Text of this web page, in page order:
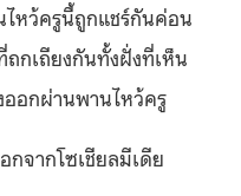
หว้ครูนี้ถูกแชร์กันค่อน
กเถียงกันทั้งฝั่งที่เห็น
อกผ่านพานไหว้ครู
จากโซเชียลมีเดีย